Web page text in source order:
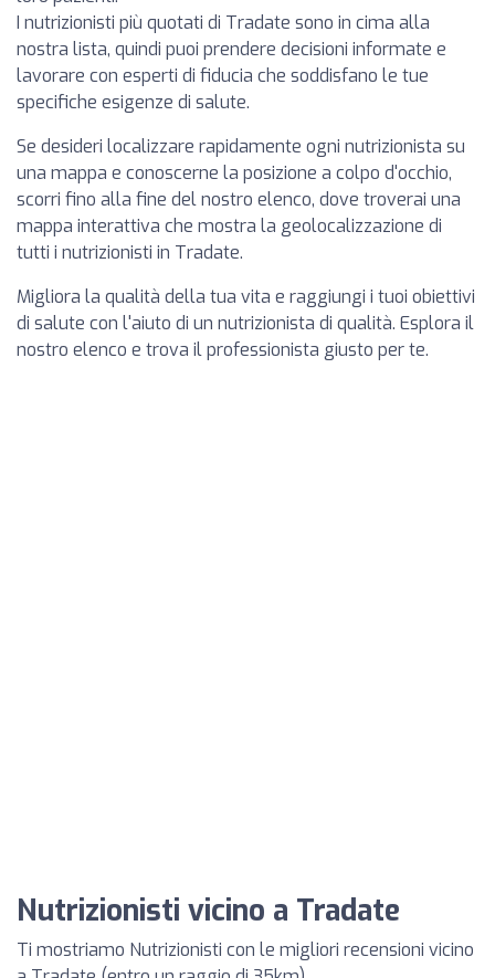
I nutrizionisti più quotati di Tradate sono in cima alla
nostra lista, quindi puoi prendere decisioni informate e
lavorare con esperti di fiducia che soddisfano le tue
specifiche esigenze di salute.
Se desideri localizzare rapidamente ogni nutrizionista su
una mappa e conoscerne la posizione a colpo d'occhio,
scorri fino alla fine del nostro elenco, dove troverai una
mappa interattiva che mostra la geolocalizzazione di
tutti i nutrizionisti in Tradate.
Migliora la qualità della tua vita e raggiungi i tuoi obiettivi
di salute con l'aiuto di un nutrizionista di qualità. Esplora il
nostro elenco e trova il professionista giusto per te.
Nutrizionisti vicino a Tradate
Ti mostriamo Nutrizionisti con le migliori recensioni vicino